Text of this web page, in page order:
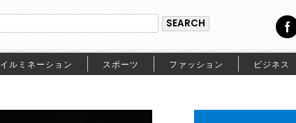
イルミネーション スポーツ ファッション ビジネス